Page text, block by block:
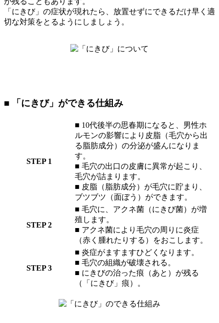
「にきび」の症状が現れたら、放置せずにできるだけ早く適
切な対策をとるようにしましょう。
■ 「にきび」ができる仕組み
STEP 1
■ 10代後半の思春期になると、男性ホ
ルモンの影響により皮脂（毛穴から出
る脂肪成分）の分泌が盛んになりま
す。
■ 毛穴の出口の皮膚に異常が起こり、
毛穴が詰まります。
■ 皮脂（脂肪成分）が毛穴に貯まり、
ブツブツ（面ぼう）ができます。
STEP 2
■ 毛穴に、アクネ菌（にきび菌）が増
殖します。
■ アクネ菌により毛穴の周りに炎症
（赤く腫れたりする）をおこします。
STEP 3
■ 炎症がますますひどくなります。
■ 毛穴の組織が破壊される。
■ にきびの治った痕（あと）が残る
（「にきび」痕）。